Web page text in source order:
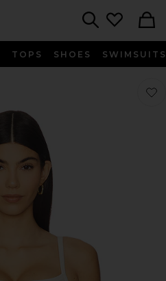
TOPS SHOES SWIMSUITS
お気
お気